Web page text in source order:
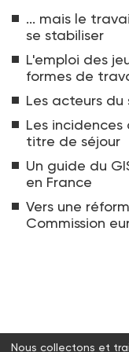
... mais le
se stabiliser
L'emploi des
formes de
Les acteurs du
Les incidences
titre de séjour
Un guide du
en France
Vers une
Commission
Nous collectons et